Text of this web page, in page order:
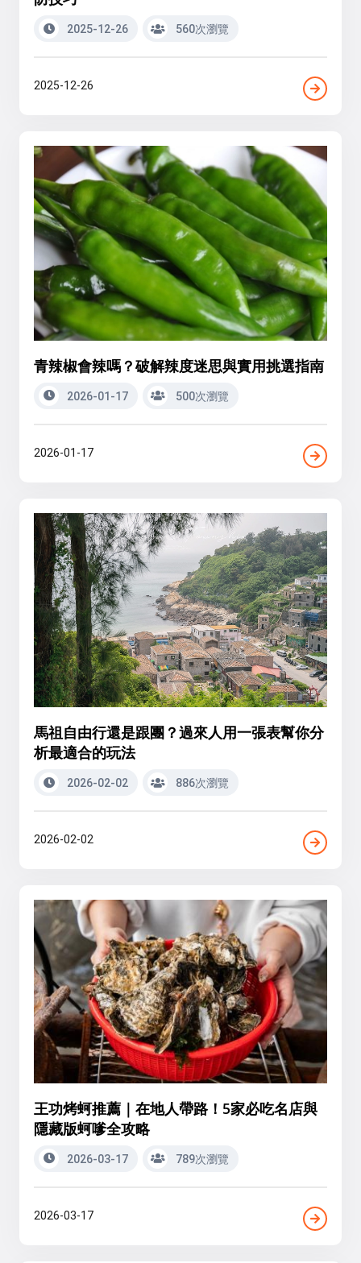
2025-12-26 560次瀏覽
2025-12-26
青辣椒會辣嗎？破解辣度迷思與實用挑選指南
2026-01-17 500次瀏覽
2026-01-17
馬祖自由行還是跟團？過來人用一張表幫你分
析最適合的玩法
2026-02-02 886次瀏覽
2026-02-02
王功烤蚵推薦｜在地人帶路！5家必吃名店與
隱藏版蚵嗲全攻略
2026-03-17 789次瀏覽
2026-03-17